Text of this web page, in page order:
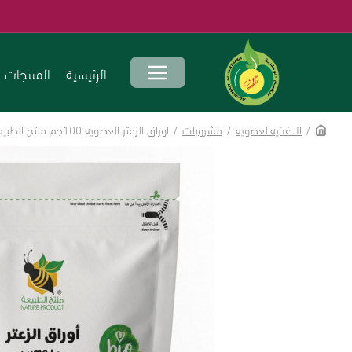
الرئيسية المنتجات
الاغذيةالعضوية مشروبات اوراق الزعتر العضوية 100جم منتج الطبيعة